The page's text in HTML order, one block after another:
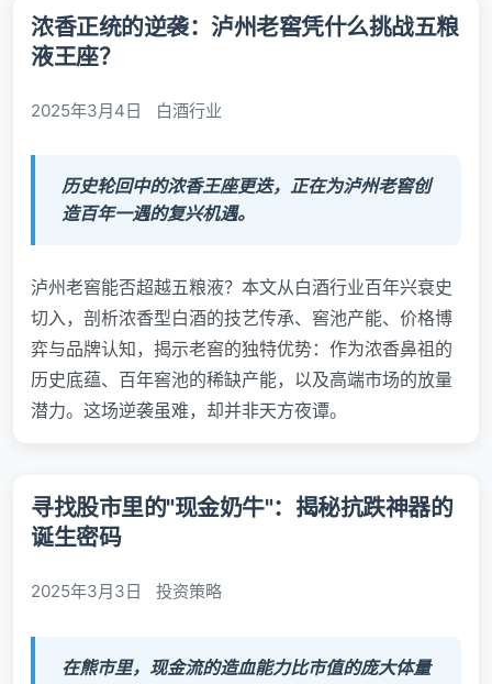
浓香正统的逆袭：泸州老窖凭什么挑战五粮
液王座？
2025年3月4日 白酒行业
历史轮回中的浓香王座更迭，正在为泸州老窖创
造百年一遇的复兴机遇。
泸州老窖能否超越五粮液？本文从白酒行业百年兴衰史
切入，剖析浓香型白酒的技艺传承、窖池产能、价格博
弈与品牌认知，揭示老窖的独特优势：作为浓香鼻祖的
历史底蕴、百年窖池的稀缺产能，以及高端市场的放量
潜力。这场逆袭虽难，却并非天方夜谭。
寻找股市里的"现金奶牛"：揭秘抗跌神器的
诞生密码
2025年3月3日 投资策略
在熊市里，现金流的造血能力比市值的庞大体量